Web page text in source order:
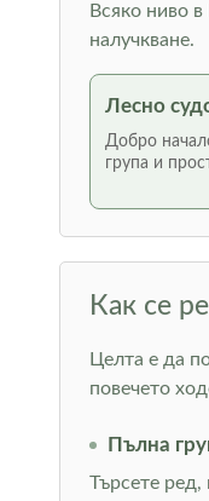
Всяко ниво
налучкване.
Лесно
Добро
група и
Как се
Целта е да
повечето
Пълна
Търсете ред,